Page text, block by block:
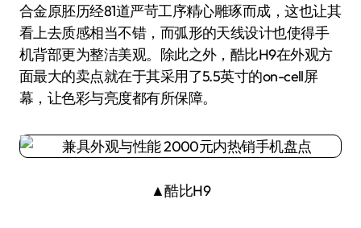
合金原胚历经81道严苛工序精心雕琢而成，这也让其
看上去质感相当不错，而弧形的天线设计也使得手
机背部更为整洁美观。除此之外，酷比H9在外观方
面最大的卖点就在于其采用了5.5英寸的on-cell屏
幕，让色彩与亮度都有所保障。
▲酷比H9